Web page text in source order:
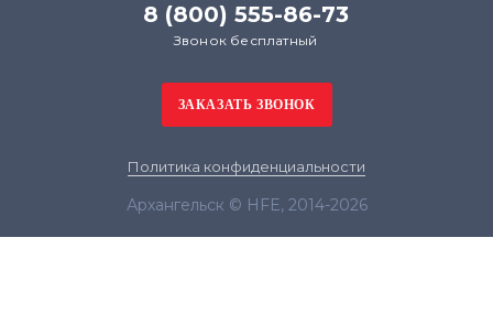
8 (800) 555-86-73
Звонок бесплатный
Политика конфиденциальности
Архангельск © HFE, 2014-2026